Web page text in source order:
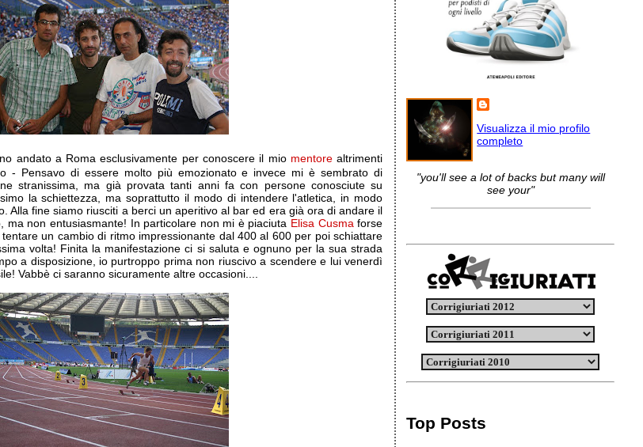
andato a Roma esclusivamente per conoscere il mio mentorealtrimenti
- Pensavo di essere molto più emozionato e invece mi è sembrato di
stranissima, ma già provata tanti anni fa con persone conosciute su
la schiettezza, ma soprattutto il modo di intendere l'atletica, in modo
Alla fine siamo riusciti a berci un aperitivo al bar ed era già ora di andare il
ma non entusiasmante! In particolare non mi è piaciuta Elisa Cusma forse
un cambio di ritmo impressionante dal 400 al 600 per poi schiattare
volta! Finita la manifestazione ci si saluta e ognuno per la sua strada
a disposizione, io purtroppo prima non riuscivo a scendere e lui venerdì
Vabbè ci saranno sicuramente altre occasioni....
Visualizza il mio profilo
completo
"you'll see a lot of backs but many will
see your"
Top Posts